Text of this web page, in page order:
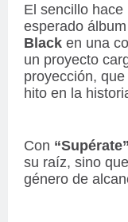
El sencillo hace
esperado
Black en una
un proyecto
proyección,
hito en la
Con “Supérate”
su raíz, sino
género de